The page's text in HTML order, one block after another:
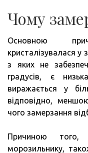
Чому
Основною
кристалізувалася у
з яких не
градусів, є
виражається у
відповідно,
чого замерзання
Причиною
морозильнику,